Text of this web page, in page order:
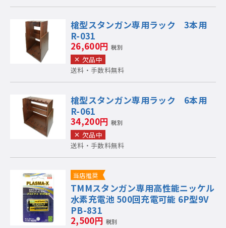
槍型スタンガン専用ラック 3本用
R-031
26,600円 税別
欠品中
送料・手数料無料
槍型スタンガン専用ラック 6本用
R-061
34,200円 税別
欠品中
送料・手数料無料
当店推奨
TMMスタンガン専用高性能ニッケル
水素充電池 500回充電可能 6P型9V
PB-831
2,500円 税別